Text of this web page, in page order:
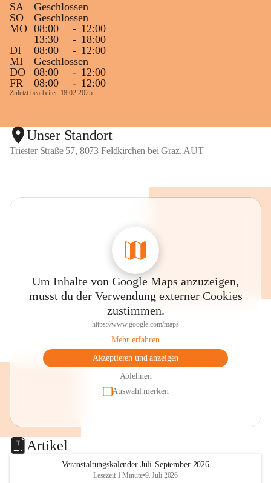
SA
Geschlossen
SO
Geschlossen
MO 08:00 - 12:00
13:30
- 18:00
DI
08:00 - 12:00
MI
Geschlossen
DO
08:00 - 12:00
FR
08:00 - 12:00
Zuletzt bearbeitet: 18.02.2025
Unser Standort
Triester Straße 57, 8073 Feldkirchen bei Graz, AUT
Um Inhalte von Google Maps anzuzeigen,
musst du der Verwendung externer Cookies
zustimmen.
https://www.google.com/maps
Mehr erfahren
Akzeptieren und anzeigen
Ablehnen
Auswahl merken
Artikel
Veranstaltungskalender Juli-September 2026
Lesezeit 1 Minute•9. Juli 2026